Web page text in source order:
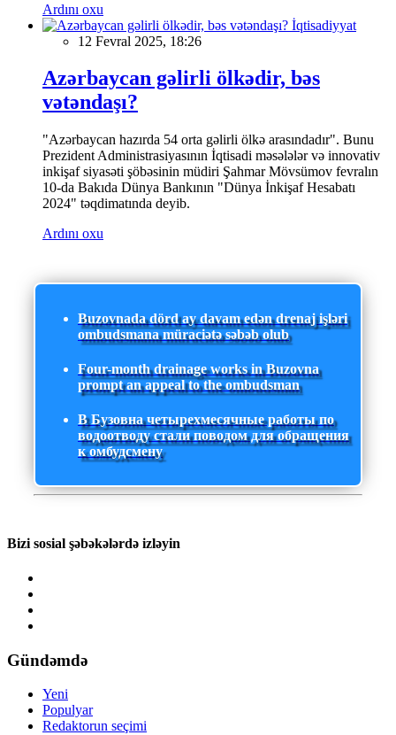
Ardını oxu
İqtisadiyyat
12 Fevral 2025, 18:26
Azərbaycan gəlirli ölkədir, bəs
vətəndaşı?
"Azərbaycan hazırda 54 orta gəlirli ölkə arasındadır". Bunu
Prezident Administrasiyasının İqtisadi məsələlər və innovativ
inkişaf siyasəti şöbəsinin müdiri Şahmar Mövsümov fevralın
10-da Bakıda Dünya Bankının "Dünya İnkişaf Hesabatı
2024" təqdimatında deyib.
Ardını oxu
Buzovnada dörd ay davam edən drenaj işləri
ombudsmana müraciətə səbəb olub
Four-month drainage works in Buzovna
prompt an appeal to the ombudsman
В Бузовна четырехмесячные работы по
водоотводу стали поводом для обращения
к омбудсмену
Bizi sosial şəbəkələrdə izləyin
Gündəmdə
Yeni
Populyar
Redaktorun seçimi